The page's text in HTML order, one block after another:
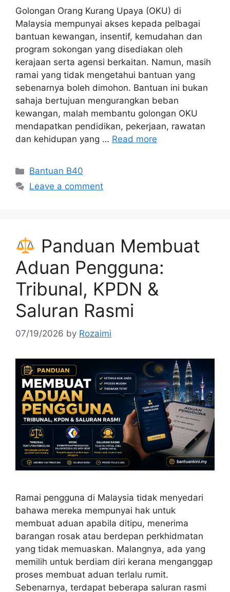
Golongan Orang Kurang Upaya (OKU) di
Malaysia mempunyai akses kepada pelbagai
bantuan kewangan, insentif, kemudahan dan
program sokongan yang disediakan oleh
kerajaan serta agensi berkaitan. Namun, masih
ramai yang tidak mengetahui bantuan yang
sebenarnya boleh dimohon. Bantuan ini bukan
sahaja bertujuan mengurangkan beban
kewangan, malah membantu golongan OKU
mendapatkan pendidikan, pekerjaan, rawatan
dan kehidupan yang … Read more
Categories
Bantuan B40
Leave a comment
Panduan Membuat
Aduan Pengguna:
Tribunal, KPDN &
Saluran Rasmi
07/19/2026 by Rozaimi
Ramai pengguna di Malaysia tidak menyedari
bahawa mereka mempunyai hak untuk
membuat aduan apabila ditipu, menerima
barangan rosak atau berdepan perkhidmatan
yang tidak memuaskan. Malangnya, ada yang
memilih untuk berdiam diri kerana menganggap
proses membuat aduan terlalu rumit.
Sebenarnya, terdapat beberapa saluran rasmi